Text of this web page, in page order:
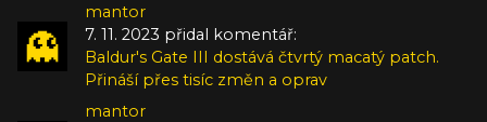
mantor
7. 11. 2023 přidal komentář:
Baldur's Gate III dostává čtvrtý macatý patch.
Přináší přes tisíc změn a oprav
mantor